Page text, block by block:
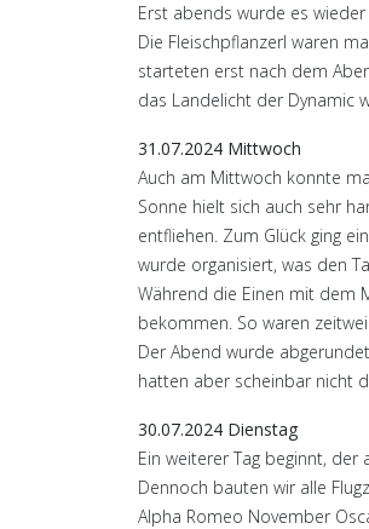
Erst abends wurde es
Die Fleischpflanzerl waren
starteten erst nach dem
das Landelicht der Dynamic
31.07.2024 Mittwoch
Auch am Mittwoch konnte
Sonne hielt sich auch sehr
entfliehen. Zum Glück ging
wurde organisiert, was den
Während die Einen mit dem
bekommen. So waren
Der Abend wurde
hatten aber scheinbar nicht
30.07.2024 Dienstag
Ein weiterer Tag beginnt,
Dennoch bauten wir alle
Alpha Romeo November